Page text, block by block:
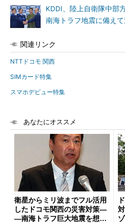
KDDI、陸上自衛隊中
南海トラフ地震に備え
関連リンク
NTTドコモ 関西
SIMカード特集
スマホデビュー特集
あなたにオススメ
衛星からミリ波までフル活用
したドコモ関西の災害対策―
―南海トラフ巨大地震を想定